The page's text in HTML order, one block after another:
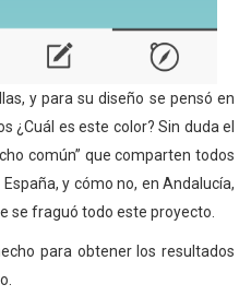
y para su diseño se pensó en
¿Cuál es este color? Sin duda el
común” que comparten todos
y cómo no, en Andalucía,
se fraguó todo este proyecto.
para obtener los resultados